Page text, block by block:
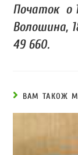
Початок о
Волошина,
49 660.
ВАМ ТАКОЖ